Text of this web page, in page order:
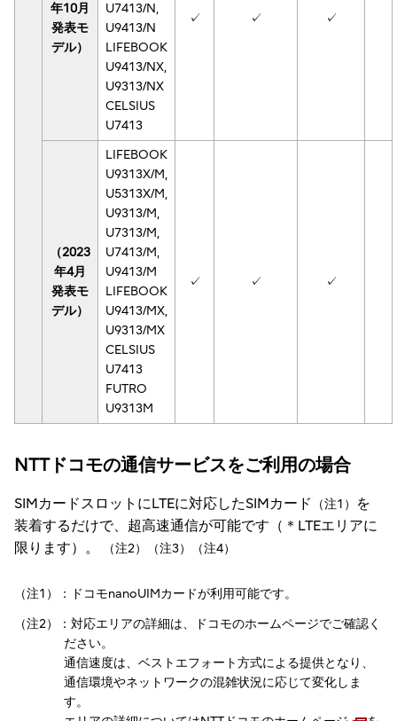
年10月
発表モ
デル）
U7413/N,
U9413/N
LIFEBOOK
U9413/NX,
U9313/NX
CELSIUS
U7413
✓ ✓ ✓
（2023
年4月
発表モ
デル）
LIFEBOOK
U9313X/M,
U5313X/M,
U9313/M,
U7313/M,
U7413/M,
U9413/M
LIFEBOOK
U9413/MX,
U9313/MX
CELSIUS
U7413
FUTRO
U9313M
✓ ✓ ✓
NTTドコモの通信サービスをご利用の場合
SIMカードスロットにLTEに対応したSIMカード （注1）
を
装着するだけで、超高速通信が可能です（＊LTEエリアに
限ります）。
（注2）（注3）（注4）
（注1）：ドコモnanoUIMカードが利用可能です。
（注2）：対応エリアの詳細は、ドコモのホームページでご確認く
ださい。
通信速度は、ベストエフォート方式による提供となり、
通信環境やネットワークの混雑状況に応じて変化しま
す。